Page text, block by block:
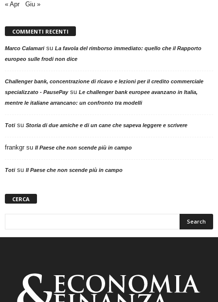
« Apr
Giu »
COMMENTI RECENTI
Marco Calamarisu La favola del rimborso immediato: quello che il Rapporto
europeo sulle frodi non dice
Challenger bank, concentrazione di ricavo e lezioni per il credito commerciale
specializzato - PausePaysu Le challenger bank europee avanzano in Italia,
mentre le italiane arrancano: un confronto tra modelli
Totisu Storia di due amiche e di un cane che sapeva leggere e scrivere
frankgr su Il Paese che non scende più in campo
Totisu Il Paese che non scende più in campo
CERCA